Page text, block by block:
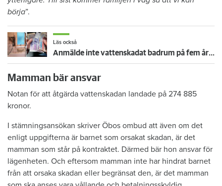
börja”.
Läs också
Anmälde inte vattenskadat badrum på fem år – krävs på 125 000 kronor
Mamman bär ansvar
Notan för att åtgärda vattenskadan landade på 274 885
kronor.
I stämningsansökan skriver Öbos ombud att även om det
enligt uppgifterna är barnet som orsakat skadan, är det
mamman som står på kontraktet. Därmed bär hon ansvar för
lägenheten. Och eftersom mamman inte har hindrat barnet
från att orsaka skadan eller begränsat den, är det mamman